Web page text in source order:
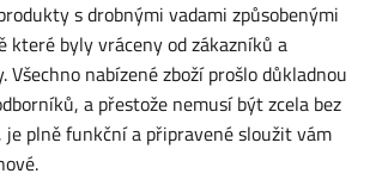
s drobnými vadami způsobenými
které byly vráceny od zákazníků a
Všechno nabízené zboží prošlo důkladnou
a přestože nemusí být zcela bez
je plně funkční a připravené sloužit vám